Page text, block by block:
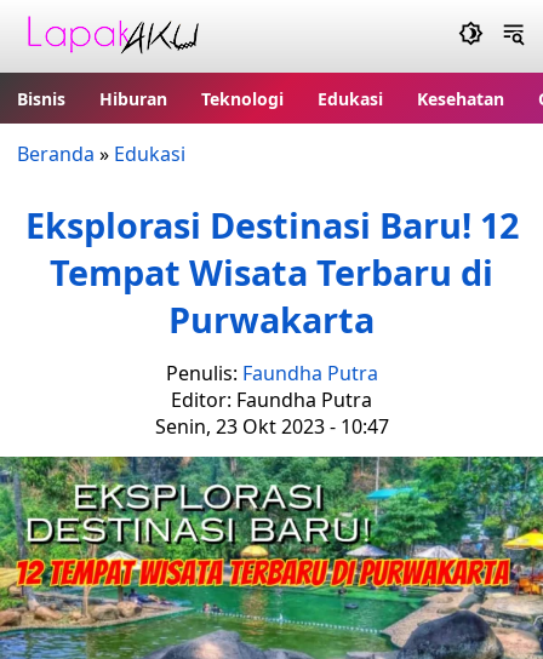
Bisnis Hiburan Teknologi Edukasi Kesehatan
Beranda » Edukasi
Eksplorasi Destinasi Baru! 12
Tempat Wisata Terbaru di
Purwakarta
Penulis: Faundha Putra
Editor: Faundha Putra
Senin, 23 Okt 2023 - 10:47